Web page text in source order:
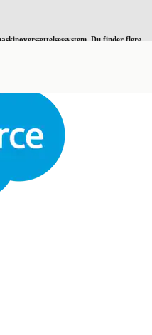
Du finder flere